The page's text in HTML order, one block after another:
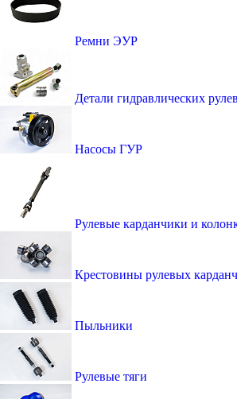
Ремни ЭУР
Детали гидравлических
Насосы ГУР
Рулевые карданчики и
Крестовины рулевых
Пыльники
Рулевые тяги